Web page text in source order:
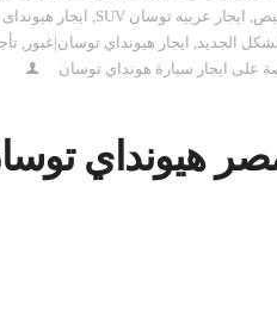
, ايجار عربيه توسان SUV , ايجار
الجديد, ايجار هيونداي توسان|غبور ,
ايجار سيارة هونداي توسان
مصر هيونداي